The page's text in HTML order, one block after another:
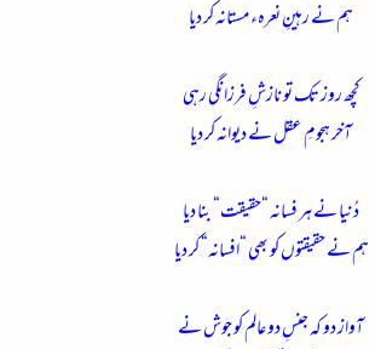
ہم نے رہینِ نعرہء مستانہ کر دیا
کچھ روز تک تو نازشِ فرزانگی رہی
آخر ہجومِ عقل نے دیوانہ کر دیا
دُنیا نے ہر فسانہ “حقیقت“ بنا دیا
ہم نے حقیقتوں کو بھی “افسانہ“ کر دیا
آواز دو کہ جنسِ دو عالم کو جوش نے